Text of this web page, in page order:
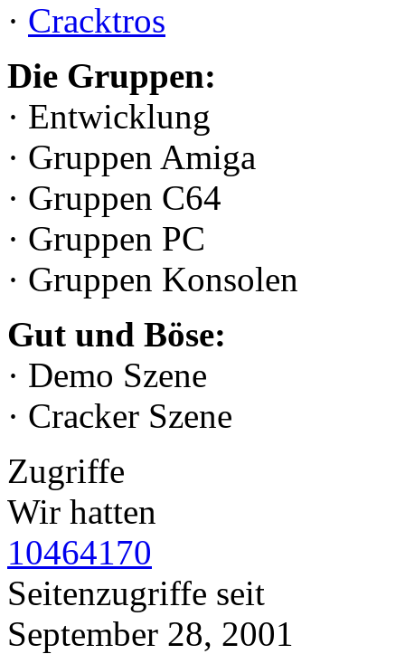
· Cracktros
Die Gruppen:
· Entwicklung
· Gruppen Amiga
· Gruppen C64
· Gruppen PC
· Gruppen Konsolen
Gut und Böse:
· Demo Szene
· Cracker Szene
Zugriffe
Wir hatten
10464170
Seitenzugriffe seit
September 28, 2001